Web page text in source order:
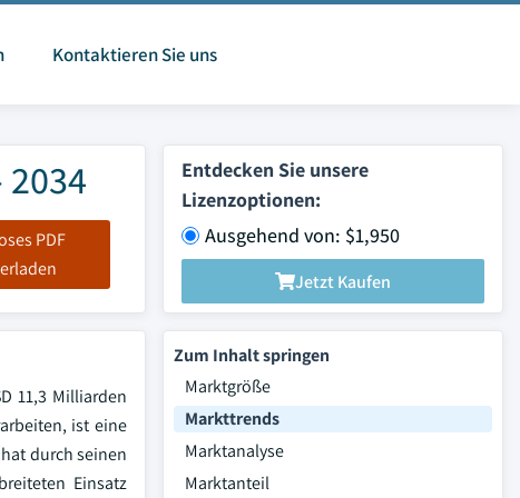
Kontaktieren Sie uns
PDF
Entdecken Sie unsere
Lizenzoptionen:
Ausgehend von: $1,950
Jetzt Kaufen
11,3 Milliarden
ist eine
durch seinen
Einsatz
Zum Inhalt springen
Marktgröße
Markttrends
Marktanalyse
Marktanteil